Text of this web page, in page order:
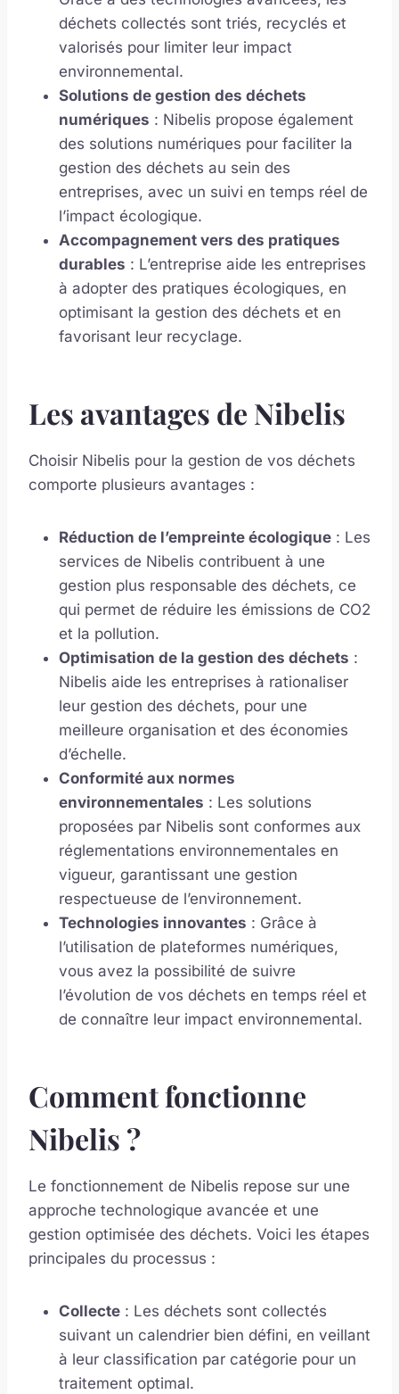
déchets collectés sont triés, recyclés et
valorisés pour limiter leur impact
environnemental.
Solutions de gestion des déchets
numériques : Nibelis propose également
des solutions numériques pour faciliter la
gestion des déchets au sein des
entreprises, avec un suivi en temps réel de
l’impact écologique.
Accompagnement vers des pratiques
durables : L’entreprise aide les entreprises
à adopter des pratiques écologiques, en
optimisant la gestion des déchets et en
favorisant leur recyclage.
Les avantages de Nibelis
Choisir Nibelis pour la gestion de vos déchets
comporte plusieurs avantages :
Réduction de l’empreinte écologique : Les
services de Nibelis contribuent à une
gestion plus responsable des déchets, ce
qui permet de réduire les émissions de CO2
et la pollution.
Optimisation de la gestion des déchets :
Nibelis aide les entreprises à rationaliser
leur gestion des déchets, pour une
meilleure organisation et des économies
d’échelle.
Conformité aux normes
environnementales : Les solutions
proposées par Nibelis sont conformes aux
réglementations environnementales en
vigueur, garantissant une gestion
respectueuse de l’environnement.
Technologies innovantes : Grâce à
l’utilisation de plateformes numériques,
vous avez la possibilité de suivre
l’évolution de vos déchets en temps réel et
de connaître leur impact environnemental.
Comment fonctionne
Nibelis ?
Le fonctionnement de Nibelis repose sur une
approche technologique avancée et une
gestion optimisée des déchets. Voici les étapes
principales du processus :
Collecte : Les déchets sont collectés
suivant un calendrier bien défini, en veillant
à leur classification par catégorie pour un
traitement optimal.